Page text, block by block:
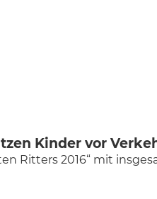
Kinder vor
Ritters 2016“ mit